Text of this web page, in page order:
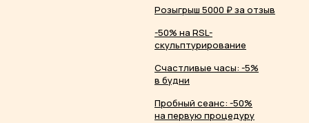
Розыгрыш 5000 ₽ за отзыв
-50% на RSL-
скульптурирование
Счастливые часы: -5%
в будни
Пробный сеанс: -50%
на первую процедуру